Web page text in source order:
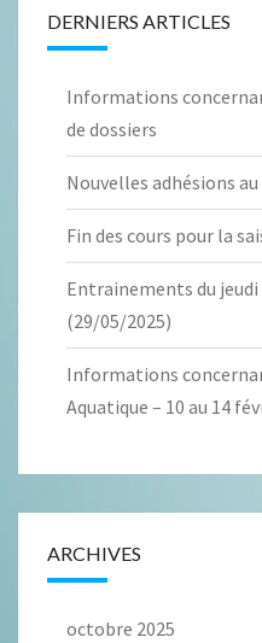
DERNIERS ARTICLES
Informations
de dossiers
Nouvelles adhésions au
Fin des cours pour la
Entrainements du jeudi
(29/05/2025)
Informations
Aquatique – 10 au 14
ARCHIVES
octobre 2025